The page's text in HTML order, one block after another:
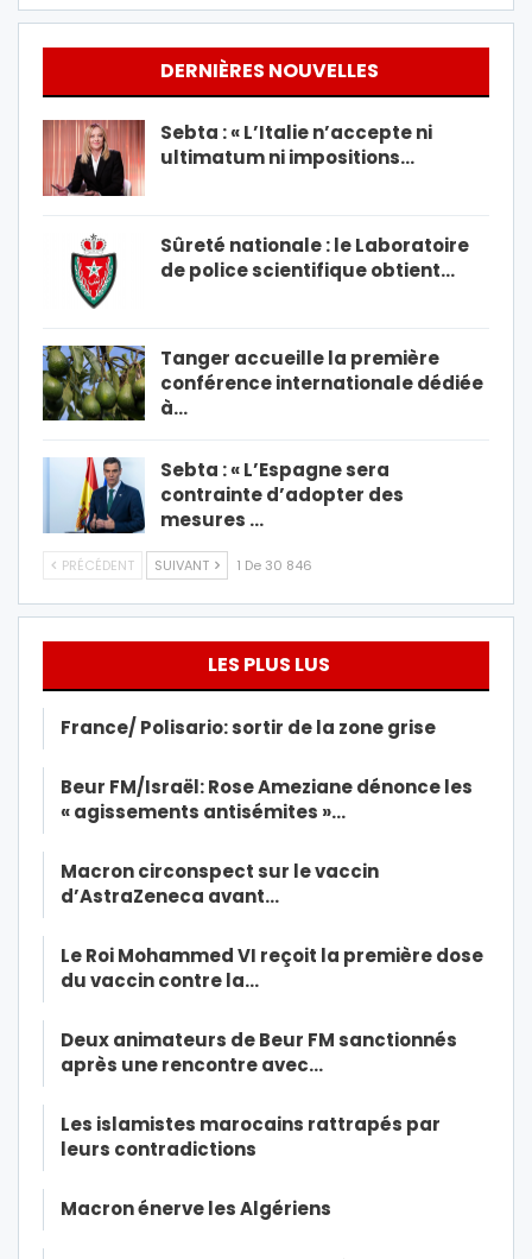
DERNIÈRES NOUVELLES
Sebta : « L’Italie n’accepte ni
ultimatum ni impositions…
Sûreté nationale : le Laboratoire
de police scientifique obtient…
Tanger accueille la première
conférence internationale dédiée
à…
Sebta : « L’Espagne sera
contrainte d’adopter des
mesures …
PRÉCÉDENT SUIVANT 1 De 30 846
LES PLUS LUS
France/ Polisario: sortir de la zone grise
Beur FM/Israël: Rose Ameziane dénonce les
« agissements antisémites »…
Macron circonspect sur le vaccin
d’AstraZeneca avant…
Le Roi Mohammed VI reçoit la première dose
du vaccin contre la…
Deux animateurs de Beur FM sanctionnés
après une rencontre avec…
Les islamistes marocains rattrapés par
leurs contradictions
Macron énerve les Algériens